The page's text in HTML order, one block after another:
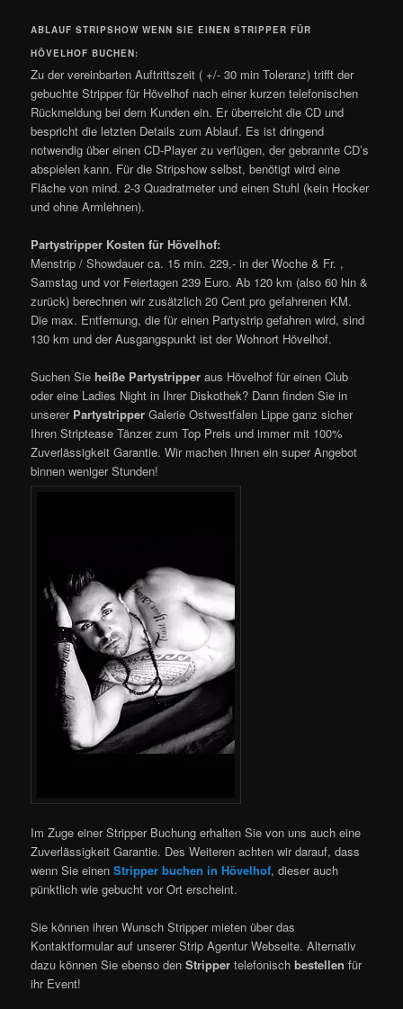
ABLAUF STRIPSHOW WENN SIE EINEN STRIPPER FÜR
HÖVELHOF BUCHEN:
Zu der vereinbarten Auftrittszeit ( +/- 30 min Toleranz) trifft der
gebuchte Stripper für Hövelhof nach einer kurzen telefonischen
Rückmeldung bei dem Kunden ein. Er überreicht die CD und
bespricht die letzten Details zum Ablauf. Es ist dringend
notwendig über einen CD-Player zu verfügen, der gebrannte CD’s
abspielen kann. Für die Stripshow selbst, benötigt wird eine
Fläche von mind. 2-3 Quadratmeter und einen Stuhl (kein Hocker
und ohne Armlehnen).
Partystripper Kosten für Hövelhof:
Menstrip / Showdauer ca. 15 min. 229,- in der Woche & Fr. ,
Samstag und vor Feiertagen 239 Euro. Ab 120 km (also 60 hin &
zurück) berechnen wir zusätzlich 20 Cent pro gefahrenen KM.
Die max. Entfernung, die für einen Partystrip gefahren wird, sind
130 km und der Ausgangspunkt ist der Wohnort Hövelhof.
Suchen Sie heiße Partystripper aus Hövelhof für einen Club
oder eine Ladies Night in Ihrer Diskothek? Dann finden Sie in
unserer Partystripper Galerie Ostwestfalen Lippe ganz sicher
Ihren Striptease Tänzer zum Top Preis und immer mit 100%
Zuverlässigkeit Garantie. Wir machen Ihnen ein super Angebot
binnen weniger Stunden!
Im Zuge einer Stripper Buchung erhalten Sie von uns auch eine
Zuverlässigkeit Garantie. Des Weiteren achten wir darauf, dass
wenn Sie einenStripper buchen in Hövelhof, dieser auch
pünktlich wie gebucht vor Ort erscheint.
Sie können ihren Wunsch Stripper mieten über das
Kontaktformular auf unserer Strip Agentur Webseite. Alternativ
dazu können Sie ebenso denStripper telefonischbestellen für
ihr Event!